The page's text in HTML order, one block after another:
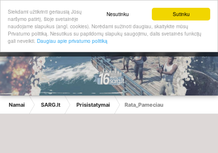
Sutinku
Nesutinku
Siekdami užtikrinti geriausią Jūsų
naršymo patirtį, šioje svetainėje
naudojame slapukus (angl. cookies). Norėdami sužinoti daugiau, skaitykite mūsų
Privatumo politiką. Nesutikus su papildomų slapukų saugojimu, dalis svetainės funkcijų
gali neveikti. Daugiau apie privatumo politiką
Namai SARG.lt Prisistatymai Rata_Pameciau